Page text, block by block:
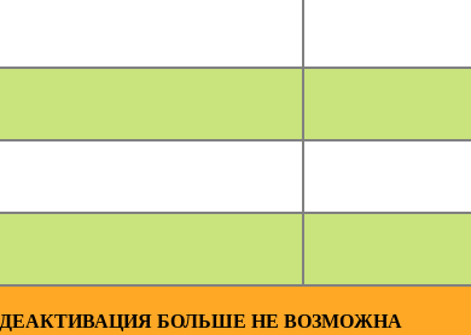
ДЕАКТИВАЦИЯ БОЛЬШЕ НЕ ВОЗМОЖНА